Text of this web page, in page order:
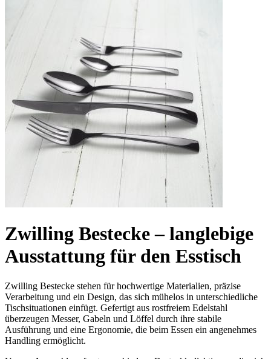
Zwilling Bestecke – langlebige
Ausstattung für den Esstisch
Zwilling Bestecke stehen für hochwertige Materialien, präzise
Verarbeitung und ein Design, das sich mühelos in unterschiedliche
Tischsituationen einfügt. Gefertigt aus rostfreiem Edelstahl
überzeugen Messer, Gabeln und Löffel durch ihre stabile
Ausführung und eine Ergonomie, die beim Essen ein angenehmes
Handling ermöglicht.